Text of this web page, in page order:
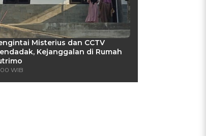
Misterius dan CCTV
Kejanggalan di Rumah
WIB